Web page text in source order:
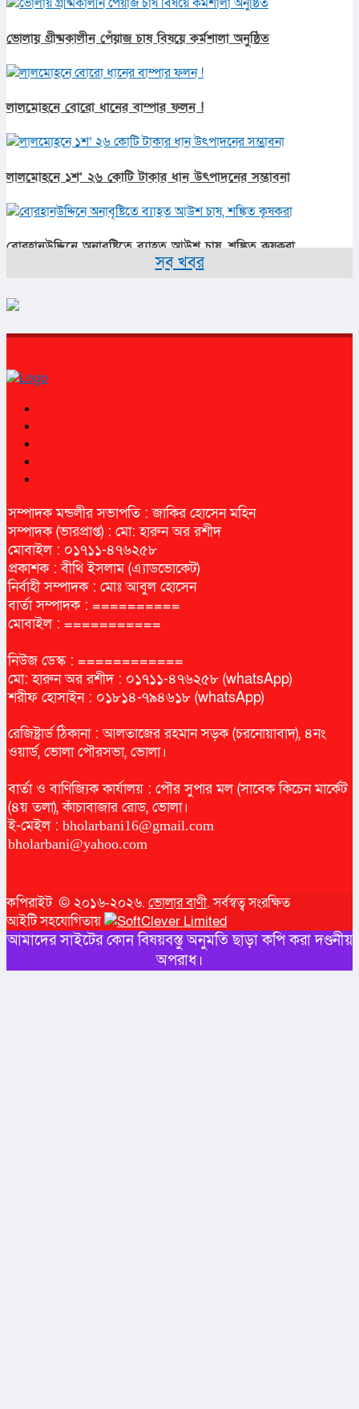
ভোলায় গ্রীষ্মকালীন পেঁয়াজ চাষ বিষয়ে কর্মশালা অনুষ্ঠিত
লালমোহনে বোরো ধানের বাম্পার ফলন !
লালমোহনে ১শ’ ২৬ কোটি টাকার ধান উৎপাদনের সম্ভাবনা
বোরহানউদ্দিনে অনাবৃষ্টিতে ব্যাহত আউশ চাষ, শঙ্কিত কৃষকরা
সব খবর
সম্পাদক মন্ডলীর সভাপতি : জাকির হোসেন মহিন
সম্পাদক (ভারপ্রাপ্ত) : মো: হারুন অর রশীদ
মোবাইল : ০১৭১১-৪৭৬২৫৮
প্রকাশক : বীথি ইসলাম (এ্যাডভোকেট)
নির্বাহী সম্পাদক : মোঃ আবুল হোসেন
বার্তা সম্পাদক : ==========
মোবাইল : ===========
নিউজ ডেস্ক : ============
মো: হারুন অর রশীদ : ০১৭১১-৪৭৬২৫৮ (whatsApp)
শরীফ হোসাইন : ০১৮১৪-৭৯৪৬১৮ (whatsApp)
রেজিষ্ট্রার্ড ঠিকানা : আলতাজের রহমান সড়ক (চরনোয়াবাদ), ৪নং
ওয়ার্ড, ভোলা পৌরসভা, ভোলা।
বার্তা ও বাণিজ্যিক কার্যালয় : পৌর সুপার মল (সাবেক কিচেন মার্কেট
(৪য় তলা), কাঁচাবাজার রোড, ভোলা।
ই-মেইল : bholarbani16@gmail.com
bholarbani@yahoo.com
কপিরাইট © ২০১৬-২০২৬. ভোলার বাণী. সর্বস্বত্ব সংরক্ষিত
আইটি সহযোগিতায়
আমাদের সাইটের কোন বিষয়বস্তু অনুমতি ছাড়া কপি করা দণ্ডনীয়
অপরাধ।